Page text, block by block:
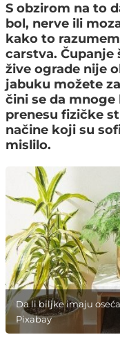
S obzirom na to
bol, nerve ili
kako to
carstva. Čupanje
žive ograde nije
jabuku možete
čini se da
prenesu fizičke
načine koji su
mislilo.
Da li biljke imaju
Pixabay